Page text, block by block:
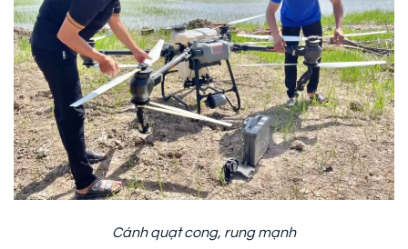
Cánh quạt cong, rung mạnh